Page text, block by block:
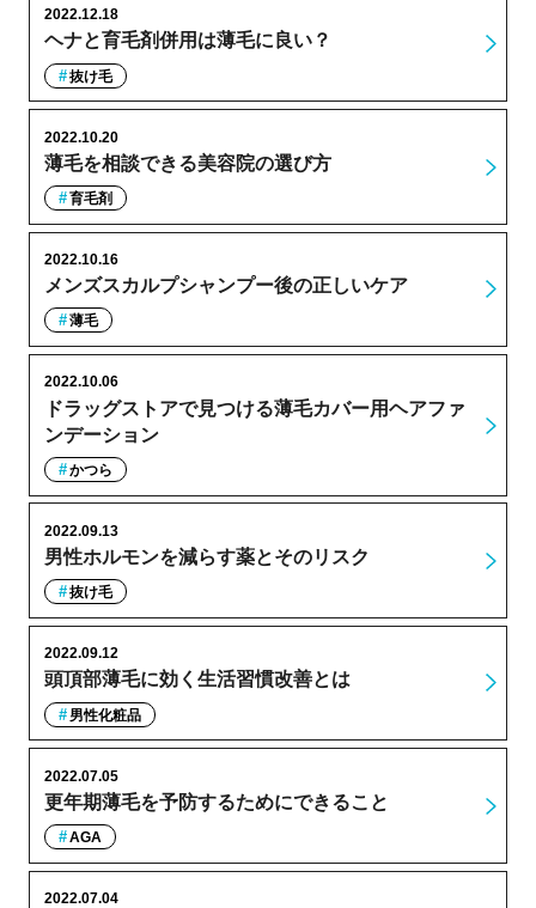
ヘナと育毛剤併用は薄毛に良い？
2022.12.18
抜け毛
薄毛を相談できる美容院の選び方
2022.10.20
育毛剤
メンズスカルプシャンプー後の正しいケア
2022.10.16
薄毛
ドラッグストアで見つける薄毛カバー用ヘアファ
ンデーション
2022.10.06
かつら
男性ホルモンを減らす薬とそのリスク
2022.09.13
抜け毛
頭頂部薄毛に効く生活習慣改善とは
2022.09.12
男性化粧品
更年期薄毛を予防するためにできること
2022.07.05
AGA
2022.07.04